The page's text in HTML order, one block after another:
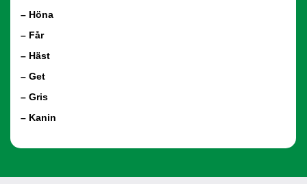
– Höna
– Får
– Häst
– Get
– Gris
– Kanin